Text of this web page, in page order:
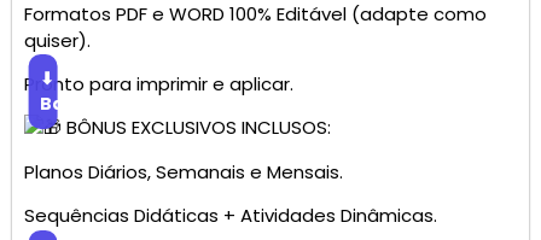
Formatos PDF e WORD 100% Editável (adapte como
quiser).
Pronto para imprimir e aplicar.
⬇
Baixar
BÔNUS EXCLUSIVOS INCLUSOS:
Planos Diários, Semanais e Mensais.
Sequências Didáticas + Atividades Dinâmicas.